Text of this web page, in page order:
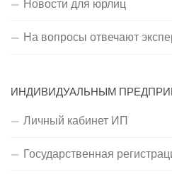
На вопросы отвечают
ИНДИВИДУАЛЬНЫМ
Личный кабинет ИП
Государственная